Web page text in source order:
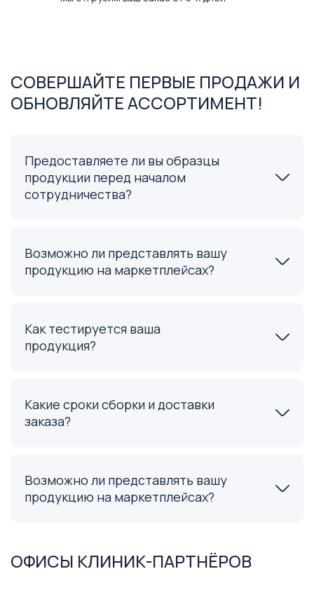
СОВЕРШАЙТЕ ПЕРВЫЕ ПРОДАЖИ И
ОБНОВЛЯЙТЕ АССОРТИМЕНТ!
Предоставляете ли вы образцы
продукции перед началом
сотрудничества?
Возможно ли представлять вашу
продукцию на маркетплейсах?
Как тестируется ваша
продукция?
Какие сроки сборки и доставки
заказа?
Возможно ли представлять вашу
продукцию на маркетплейсах?
ОФИСЫ КЛИНИК-ПАРТНЁРОВ